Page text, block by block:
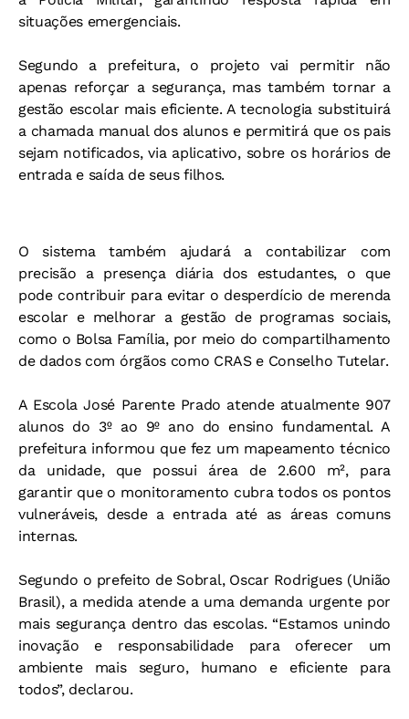
situações emergenciais.
Segundo a prefeitura, o projeto vai permitir não
apenas reforçar a segurança, mas também tornar a
gestão escolar mais eficiente. A tecnologia substituirá
a chamada manual dos alunos e permitirá que os pais
sejam notificados, via aplicativo, sobre os horários de
entrada e saída de seus filhos.
O sistema também ajudará a contabilizar com
precisão a presença diária dos estudantes, o que
pode contribuir para evitar o desperdício de merenda
escolar e melhorar a gestão de programas sociais,
como o Bolsa Família, por meio do compartilhamento
de dados com órgãos como CRAS e Conselho Tutelar.
A Escola José Parente Prado atende atualmente 907
alunos do 3º ao 9º ano do ensino fundamental. A
prefeitura informou que fez um mapeamento técnico
da unidade, que possui área de 2.600 m², para
garantir que o monitoramento cubra todos os pontos
vulneráveis, desde a entrada até as áreas comuns
internas.
Segundo o prefeito de Sobral, Oscar Rodrigues (União
Brasil), a medida atende a uma demanda urgente por
mais segurança dentro das escolas. “Estamos unindo
inovação e responsabilidade para oferecer um
ambiente mais seguro, humano e eficiente para
todos”, declarou.